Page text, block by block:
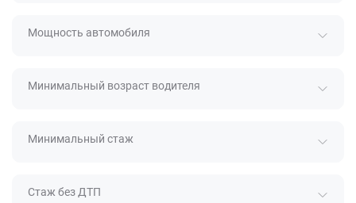
Мощность автомобиля
Минимальный возраст водителя
Минимальный стаж
Стаж без ДТП